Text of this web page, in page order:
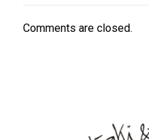
Comments are closed.